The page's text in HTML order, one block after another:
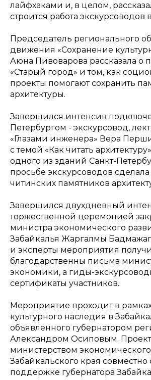
лайфхаками и, в целом,
строится работа экскурсоводов
Председатель регионального
движения «Сохранение
Аюна Пивоварова рассказала о
«Старый город» и том, как
проекты помогают сохранить
архитектуры.
Завершился интенсив
Петербургом - экскурсовод,
«Глазами инженера» Вера
с темой «Как читать
одного из зданий Санкт-
просьбе экскурсоводов сделала
читинских памятников
Завершился двухдневный
торжественной церемонией
министра экономического
Забайкалья Жаргалмы
и эксперты мероприятия
благодарственны письма
экономики, а гиды-
сертификаты участников.
Мероприятие проходит в
культурного наследия в
объявленного губернатором
Александром Осиповым. Проект
министерством
Забайкальского края совместно
поддержке губернатора